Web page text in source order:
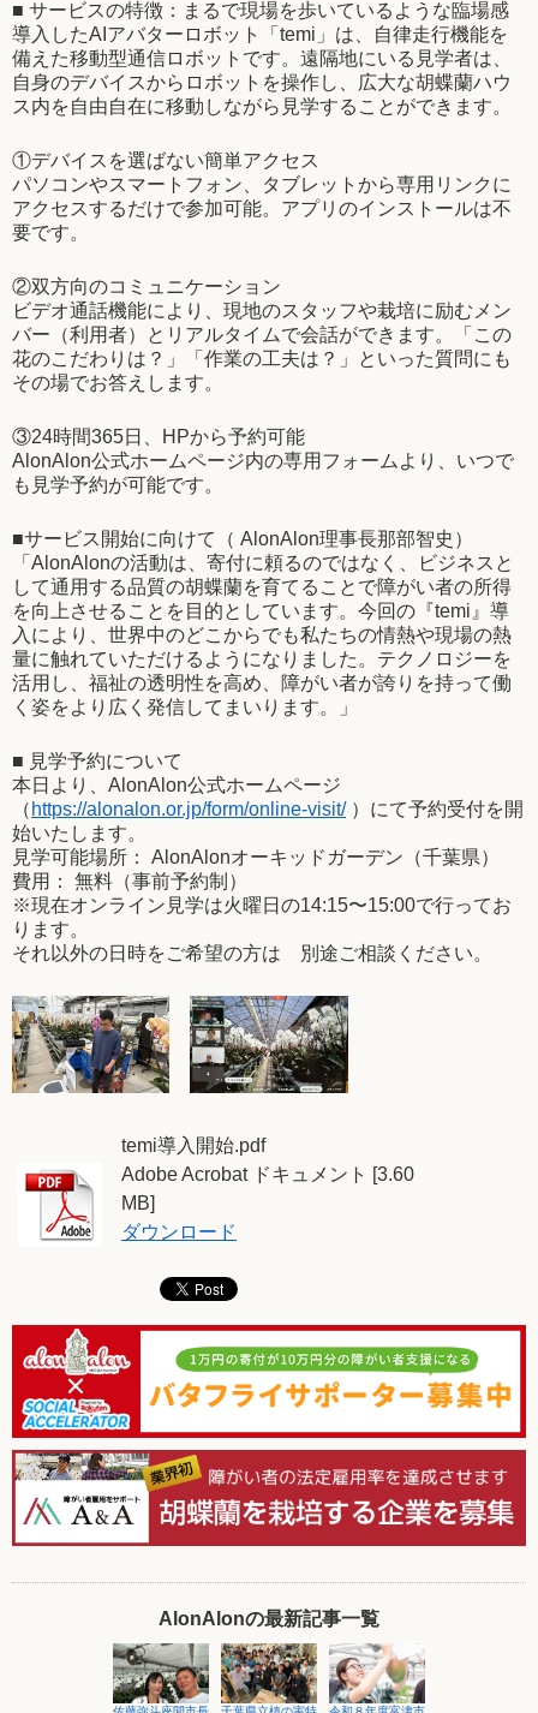
■ サービスの特徴：まるで現場を歩いているような臨場感
導入したAIアバターロボット「temi」は、自律走行機能を
備えた移動型通信ロボットです。遠隔地にいる見学者は、
自身のデバイスからロボットを操作し、広大な胡蝶蘭ハウ
ス内を自由自在に移動しながら見学することができます。
①デバイスを選ばない簡単アクセス
パソコンやスマートフォン、タブレットから専用リンクに
アクセスするだけで参加可能。アプリのインストールは不
要です。
②双方向のコミュニケーション
ビデオ通話機能により、現地のスタッフや栽培に励むメン
バー（利用者）とリアルタイムで会話ができます。「この
花のこだわりは？」「作業の工夫は？」といった質問にも
その場でお答えします。
③24時間365日、HPから予約可能
AlonAlon公式ホームページ内の専用フォームより、いつで
も見学予約が可能です。
■サービス開始に向けて（ AlonAlon理事長那部智史）
「AlonAlonの活動は、寄付に頼るのではなく、ビジネスと
して通用する品質の胡蝶蘭を育てることで障がい者の所得
を向上させることを目的としています。今回の『temi』導
入により、世界中のどこからでも私たちの情熱や現場の熱
量に触れていただけるようになりました。テクノロジーを
活用し、福祉の透明性を高め、障がい者が誇りを持って働
く姿をより広く発信してまいります。」
■ 見学予約について
本日より、AlonAlon公式ホームページ
（ https://alonalon.or.jp/form/online-visit/）にて予約受付を開
始いたします。
見学可能場所： AlonAlonオーキッドガーデン（千葉県）
費用： 無料（事前予約制）
※現在オンライン見学は火曜日の14:15〜15:00で行ってお
ります。
それ以外の日時をご希望の方は 別途ご相談ください。
temi導入開始.pdf
Adobe Acrobat ドキュメント [3.60
MB]
ダウンロード
AlonAlonの最新記事一覧